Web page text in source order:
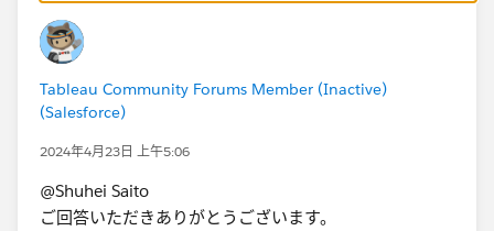
Tableau Community Forums Member (Inactive)
(Salesforce)
2024年4月23日 上午5:06
@Shuhei Saito
ご回答いただきありがとうございます。